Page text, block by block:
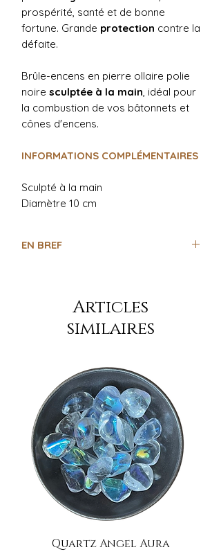
prospérité, santé et de bonne
fortune. Grande protection contre la
défaite.
Brûle-encens en pierre ollaire polie
noire sculptée à la main, idéal pour
la combustion de vos bâtonnets et
cônes d'encens.
INFORMATIONS COMPLÉMENTAIRES
Sculpté à la main
Diamètre 10 cm
EN BREF
- Pour bâtonnets et cônes d'encens
Croix égyptienne Ânkh
- Hiéroglyphe égyptien signifiant
Articles
similaires
Quartz Angel Aura